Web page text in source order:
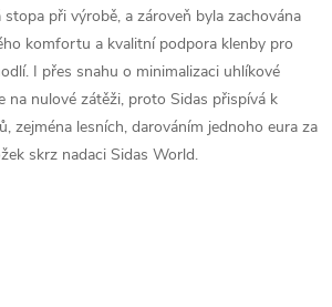
při výrobě, a zároveň byla zachována
komfortu a kvalitní podpora klenby pro
I přes snahu o minimalizaci uhlíkové
na nulové zátěži, proto Sidas přispívá k
zejména lesních, darováním jednoho eura za
skrz nadaci Sidas World.